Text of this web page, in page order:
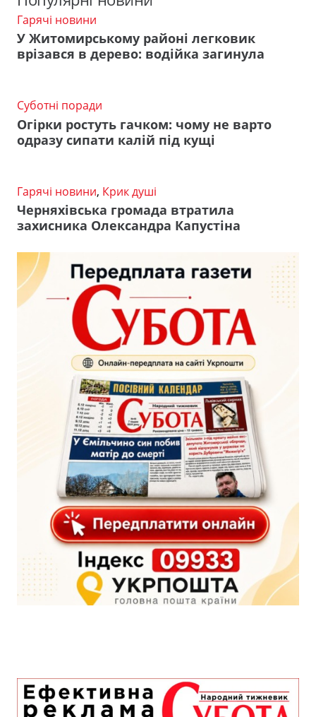
Гарячі новини
У Житомирському районі легковик
врізався в дерево: водійка загинула
Суботні поради
Огірки ростуть гачком: чому не варто
одразу сипати калій під кущі
Гарячі новини, Крик душі
Черняхівська громада втратила
захисника Олександра Капустіна